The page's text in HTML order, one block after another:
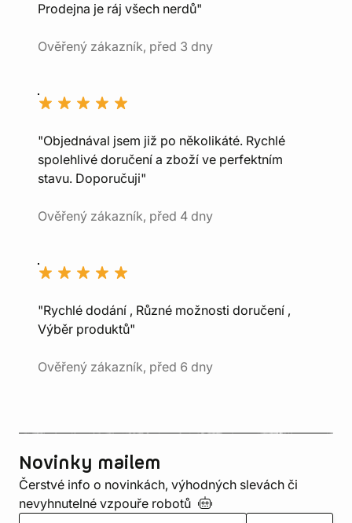
Prodejna je ráj všech nerdů"
Ověřený zákazník, před 3 dny
"Objednával jsem již po několikáté. Rychlé
spolehlivé doručení a zboží ve perfektním
stavu. Doporučuji"
Ověřený zákazník, před 4 dny
"Rychlé dodání , Různé možnosti doručení ,
Výběr produktů"
Ověřený zákazník, před 6 dny
Novinky mailem
Čerstvé info o novinkách, výhodných slevách či
nevyhnutelné vzpouře robotů